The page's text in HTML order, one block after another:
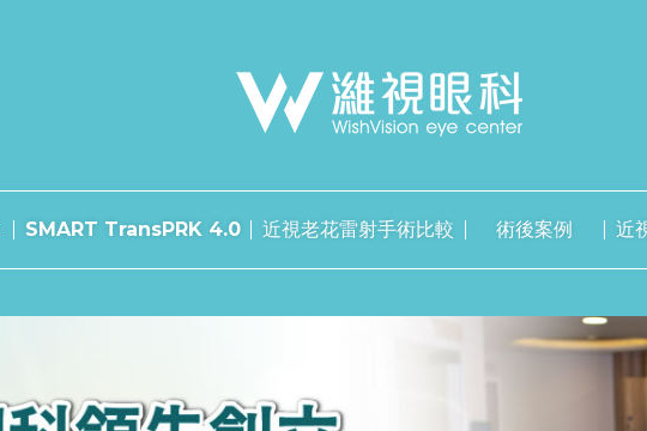
SMART TransPRK 4.0 近視老花雷射手術比較 術後案例 近